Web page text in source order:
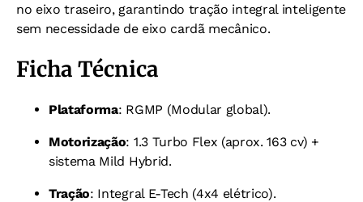
no eixo traseiro, garantindo tração integral inteligente
sem necessidade de eixo cardã mecânico.
Ficha Técnica
Plataforma: RGMP (Modular global).
Motorização: 1.3 Turbo Flex (aprox. 163 cv) +
sistema Mild Hybrid.
Tração: Integral E-Tech (4x4 elétrico).